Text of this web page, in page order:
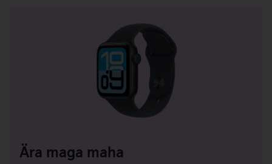
Ära maga maha